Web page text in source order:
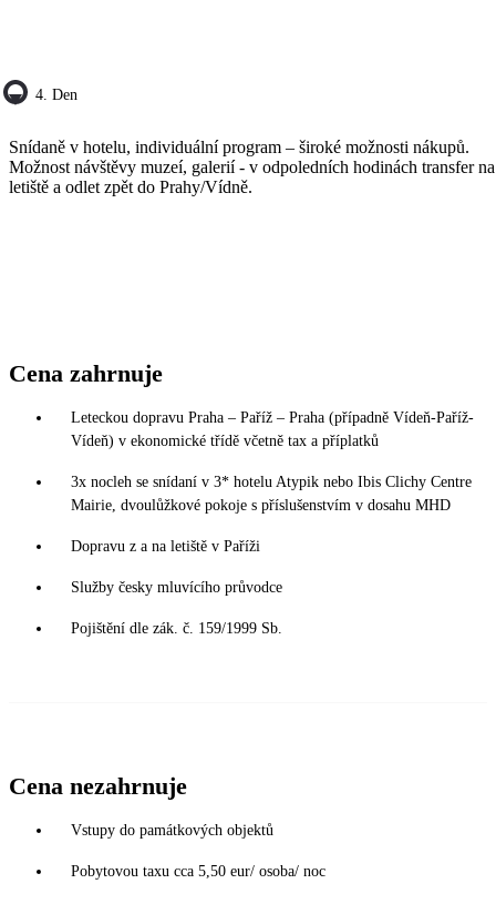
4. Den
Snídaně v hotelu, individuální program – široké možnosti nákupů.
Možnost návštěvy muzeí, galerií - v odpoledních hodinách transfer na
letiště a odlet zpět do Prahy/Vídně.
Cena zahrnuje
Leteckou dopravu Praha – Paříž – Praha (případně Vídeň-Paříž-
Vídeň) v ekonomické třídě včetně tax a příplatků
3x nocleh se snídaní v 3* hotelu Atypik nebo Ibis Clichy Centre
Mairie, dvoulůžkové pokoje s příslušenstvím v dosahu MHD
Dopravu z a na letiště v Paříži
Služby česky mluvícího průvodce
Pojištění dle zák. č. 159/1999 Sb.
Cena nezahrnuje
Vstupy do památkových objektů
Pobytovou taxu cca 5,50 eur/ osoba/ noc